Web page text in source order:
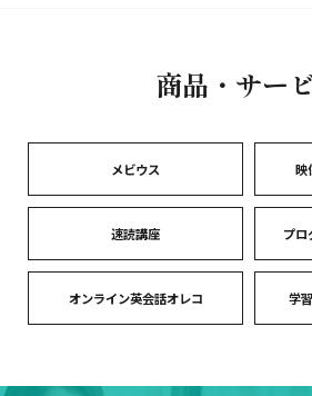
商品・サー
メビウス 映
速読講座 プロ
オンライン英会話オレコ 学